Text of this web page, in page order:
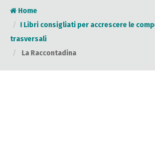
Home
I Libri consigliati per accrescere le
trasversali
La Raccontadina